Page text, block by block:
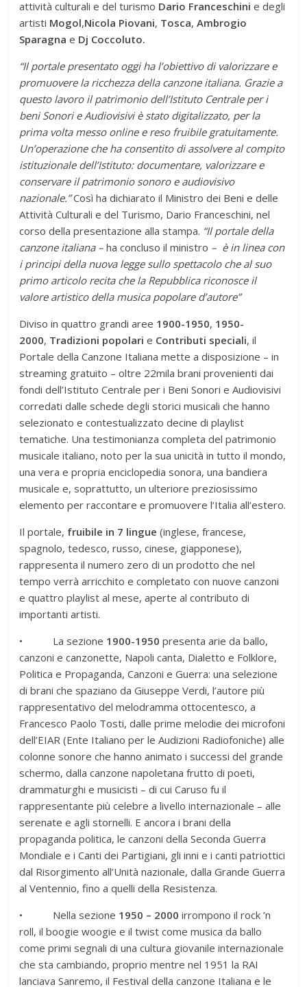
attività culturali e del turismo Dario Franceschini e degli
artisti Mogol,Nicola Piovani, Tosca,Ambrogio
Sparagna e Dj Coccoluto.
“Il portale presentato oggi ha l’obiettivo di valorizzare e
promuovere la ricchezza della canzone italiana. Grazie a
questo lavoro il patrimonio dell’Istituto Centrale per i
beni Sonori e Audiovisivi è stato digitalizzato, per la
prima volta messo online e reso fruibile gratuitamente.
Un’operazione che ha consentito di assolvere al compito
istituzionale dell’Istituto: documentare, valorizzare e
conservare il patrimonio sonoro e audiovisivo
nazionale.”Così ha dichiarato il Ministro dei Beni e delle
Attività Culturali e del Turismo, Dario Franceschini, nel
corso della presentazione alla stampa. “Il portale della
canzone italiana –ha concluso il ministro – è in linea con
i principi della nuova legge sullo spettacolo che al suo
primo articolo recita che la Repubblica riconosce il
valore artistico della musica popolare d’autore”
Diviso in quattro grandi aree 1900-1950, 1950-
2000, Tradizioni popolari e Contributi speciali, il
Portale della Canzone Italiana mette a disposizione – in
streaming gratuito – oltre 22mila brani provenienti dai
fondi dell’Istituto Centrale per i Beni Sonori e Audiovisivi
corredati dalle schede degli storici musicali che hanno
selezionato e contestualizzato decine di playlist
tematiche. Una testimonianza completa del patrimonio
musicale italiano, noto per la sua unicità in tutto il mondo,
una vera e propria enciclopedia sonora, una bandiera
musicale e, soprattutto, un ulteriore preziosissimo
elemento per raccontare e promuovere l’Italia all’estero.
Il portale, fruibile in 7 lingue (inglese, francese,
spagnolo, tedesco, russo, cinese, giapponese),
rappresenta il numero zero di un prodotto che nel
tempo verrà arricchito e completato con nuove canzoni
e quattro playlist al mese, aperte al contributo di
importanti artisti.
• La sezione 1900-1950 presenta arie da ballo,
canzoni e canzonette, Napoli canta, Dialetto e Folklore,
Politica e Propaganda, Canzoni e Guerra: una selezione
di brani che spaziano da Giuseppe Verdi, l’autore più
rappresentativo del melodramma ottocentesco, a
Francesco Paolo Tosti, dalle prime melodie dei microfoni
dell’EIAR (Ente Italiano per le Audizioni Radiofoniche) alle
colonne sonore che hanno animato i successi del grande
schermo, dalla canzone napoletana frutto di poeti,
drammaturghi e musicisti – di cui Caruso fu il
rappresentante più celebre a livello internazionale – alle
serenate e agli stornelli. E ancora i brani della
propaganda politica, le canzoni della Seconda Guerra
Mondiale e i Canti dei Partigiani, gli inni e i canti patriottici
dal Risorgimento all’Unità nazionale, dalla Grande Guerra
al Ventennio, fino a quelli della Resistenza.
• Nella sezione 1950 – 2000 irrompono il rock ’n
roll, il boogie woogie e il twist come musica da ballo
come primi segnali di una cultura giovanile internazionale
che sta cambiando, proprio mentre nel 1951 la RAI
lanciava Sanremo, il Festival della canzone Italiana e le